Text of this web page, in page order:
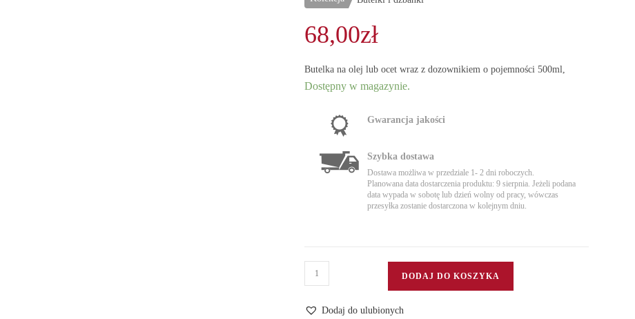
68,00zł
Butelka na olej lub ocet wraz z dozownikiem o pojemności 500ml,
Dostępny w magazynie.
Gwarancja jakości
Szybka dostawa
Dostawa możliwa w przedziale 1- 2 dni roboczych.
Planowana data dostarczenia produktu: 9 sierpnia. Jeżeli podana
data wypada w sobotę lub dzień wolny od pracy, wówczas
przesyłka zostanie dostarczona w kolejnym dniu.
ilość
Butelka
oliva/ocet
DODAJ DO KOSZYKA
Dodaj do ulubionych